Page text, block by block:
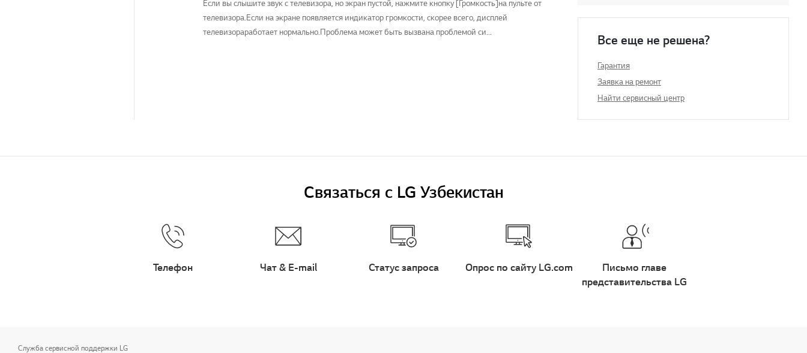
Если вы слышите звук с телевизора, но экран пустой, нажмите кнопку [Громкость]на пульте от
телевизора.Если на экране появляется индикатор громкости, скорее всего, дисплей
телевизораработает нормально.Проблема может быть вызвана проблемой си...
Все еще не решена?
Гарантия
Заявка на ремонт
Найти сервисный центр
Связаться с LG Узбекистан
Телефон Чат & E-mail Статус запроса Опрос по сайту LG.com
Письмо главе
представительства LG
Служба сервисной поддержки LG